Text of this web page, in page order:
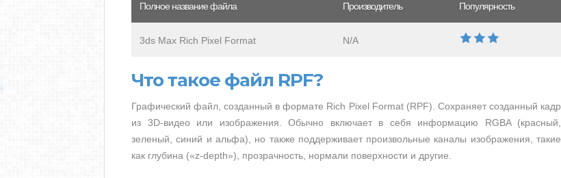
Полное название файла Производитель Популярность
3ds Max Rich Pixel Format N/A
Что такое файл RPF?
Графический файл, созданный в формате Rich Pixel Format (RPF). Сохраняет созданный кадр
из 3D-видео или изображения. Обычно включает в себя информацию RGBA (красный,
зеленый, синий и альфа), но также поддерживает произвольные каналы изображения, такие
как глубина («z-depth»), прозрачность, нормали поверхности и другие.